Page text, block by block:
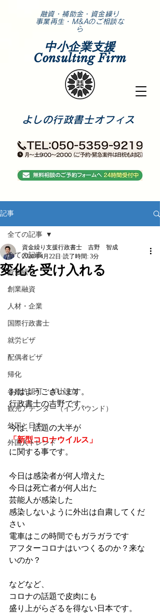
​融資・補助金・資金繰り
事業再生・M&Aのご相談な
ら
中小企業支援
Consulting Firm
​よしの行政書士オフィス
記事
全ての記事
資金繰り
創業融資
人材・企業
国際行政書士
就労ビザ
配偶者ビザ
帰化
各種許認可・会社設立
観光アテンダー（インバウンド）
外国と日本
外国人トレンド
全ての記事
変化を受け入れる
資金繰り支援行政書士 吉野 智成
2020年4月22日 読了時間: 3分
おはようございます。
行政書士の吉野です。
今は、話題の大半が
「新型コロナウイルス」
に関する事です。
今日は感染者が何人増えた
今日は死亡者が何人出た
芸能人が感染した
感染しないように外出は自粛してくだ
さい
電車はこの時間でもガラガラです
アフターコロナはいつくるのか？来な
いのか？
などなど、
コロナの話題で皮肉にも
盛り上がらざるを得ない日本です。